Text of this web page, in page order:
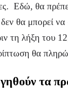
Εδώ, θα
θα μπορεί να
τη λήξη του
θα
τα